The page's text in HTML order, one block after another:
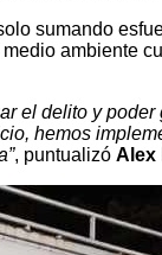
sumando
ambiente
el delito y
hemos
, puntualizó Alex